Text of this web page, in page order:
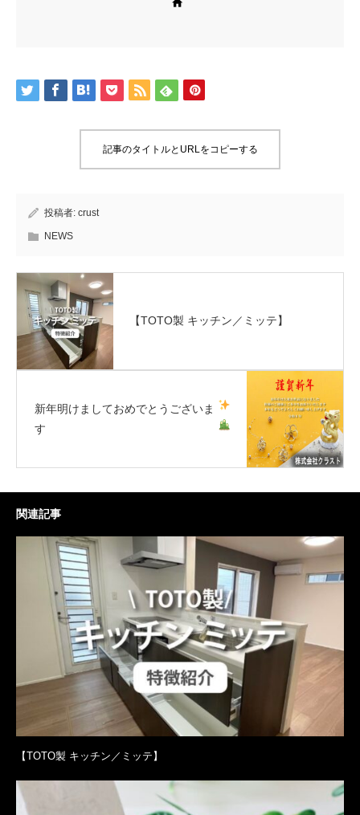
記事のタイトルとURLをコピーする
投稿者: crust
NEWS
【TOTO製 キッチン／ミッテ】
新年明けましておめでとうございま
す
関連記事
【TOTO製 キッチン／ミッテ】